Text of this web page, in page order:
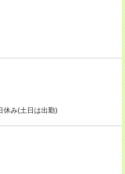
休み(土日は出勤)